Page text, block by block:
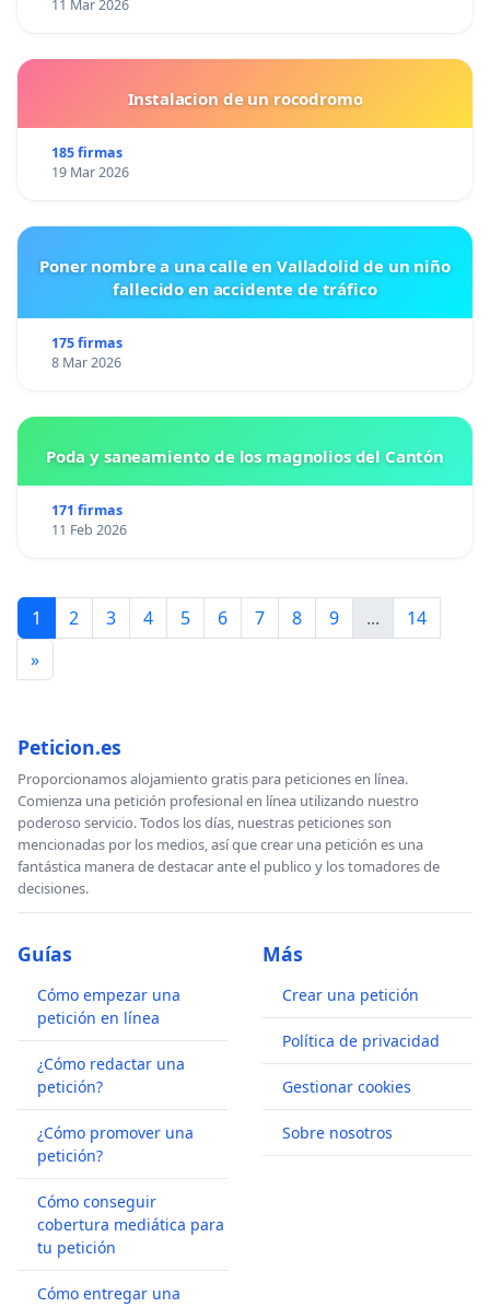
11 Mar 2026
Instalacion de un rocodromo
185 firmas
19 Mar 2026
Poner nombre a una calle en Valladolid de un niño
fallecido en accidente de tráfico
175 firmas
8 Mar 2026
Poda y saneamiento de los magnolios del Cantón
171 firmas
11 Feb 2026
1 2 3 4 5 6 7 8 9 ...
14
»
Peticion.es
Proporcionamos alojamiento gratis para peticiones en línea.
Comienza una petición profesional en línea utilizando nuestro
poderoso servicio. Todos los días, nuestras peticiones son
mencionadas por los medios, así que crear una petición es una
fantástica manera de destacar ante el publico y los tomadores de
decisiones.
Guías
Cómo empezar una
petición en línea
¿Cómo redactar una
petición?
¿Cómo promover una
petición?
Cómo conseguir
cobertura mediática para
tu petición
Cómo entregar una
Más
Crear una petición
Política de privacidad
Gestionar cookies
Sobre nosotros